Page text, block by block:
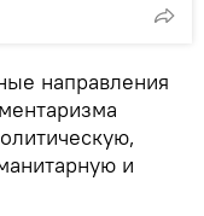
направления
и